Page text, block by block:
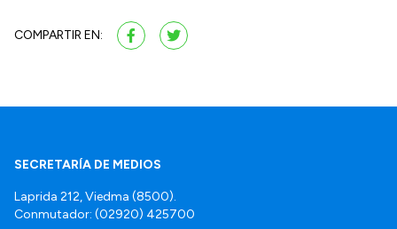
COMPARTIR EN:
SECRETARÍA DE MEDIOS
Laprida 212, Viedma (8500).
Conmutador: (02920) 425700